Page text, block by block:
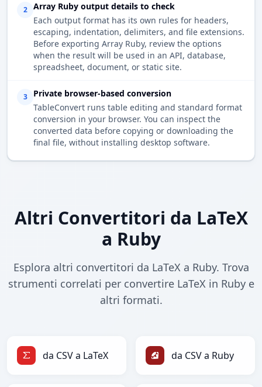
2
Array Ruby output details to check
Each output format has its own rules for headers,
escaping, indentation, delimiters, and file extensions.
Before exporting Array Ruby, review the options
when the result will be used in an API, database,
spreadsheet, document, or static site.
3
Private browser-based conversion
TableConvert runs table editing and standard format
conversion in your browser. You can inspect the
converted data before copying or downloading the
final file, without installing desktop software.
Altri Convertitori da LaTeX
a Ruby
Esplora altri convertitori da LaTeX a Ruby. Trova
strumenti correlati per convertire LaTeX in Ruby e
altri formati.
da CSV a LaTeX da CSV a Ruby